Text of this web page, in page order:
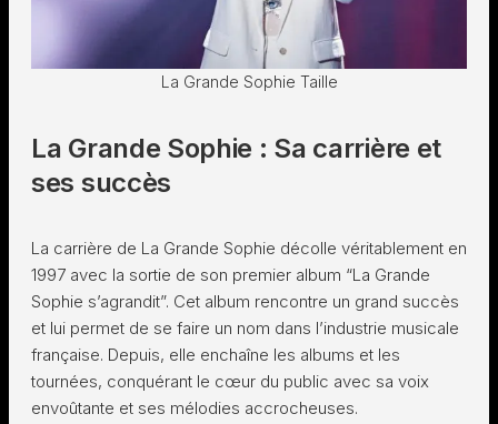
La Grande Sophie Taille
La Grande Sophie : Sa carrière et
ses succès
La carrière de La Grande Sophie décolle véritablement en
1997 avec la sortie de son premier album “La Grande
Sophie s’agrandit”. Cet album rencontre un grand succès
et lui permet de se faire un nom dans l’industrie musicale
française. Depuis, elle enchaîne les albums et les
tournées, conquérant le cœur du public avec sa voix
envoûtante et ses mélodies accrocheuses.